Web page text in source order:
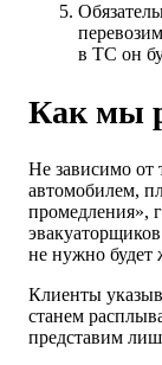
в ТС он
Как мы
Не зависимо от
автомобилем,
промедления»,
не нужно будет
Клиенты
станем
представим